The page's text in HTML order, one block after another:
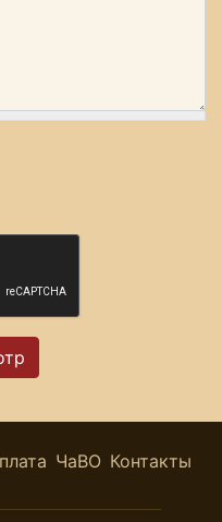
ЧаВО Контакты